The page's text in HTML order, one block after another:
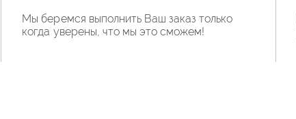
Мы беремся выполнить Ваш заказ только
когда уверены, что мы это сможем!